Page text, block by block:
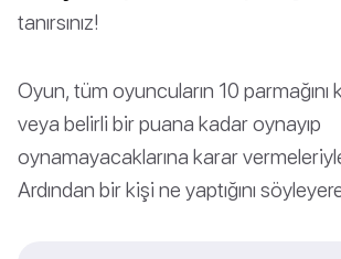
tanırsınız!
Oyun, tüm oyuncuların 10 parmağını
veya belirli bir puana kadar oynayıp
oynamayacaklarına karar
Ardından bir kişi ne yaptığını